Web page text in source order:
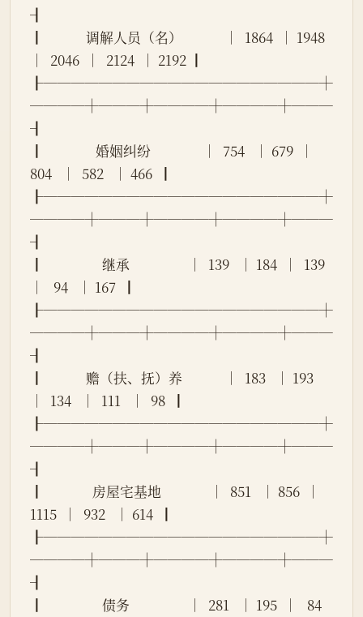
┨
┃             调解人员（名）             │  1864  │ 1948
│  2046  │  2124  │ 2192 ┃
┠────────────────────┼
────┼───┼────┼────┼───
┨
┃                婚姻纠纷                │  754   │ 679  │
804   │  582   │ 466  ┃
┠────────────────────┼
────┼───┼────┼────┼───
┨
┃                  继承                  │  139   │ 184  │  139
│   94   │ 167  ┃
┠────────────────────┼
────┼───┼────┼────┼───
┨
┃             赡（扶、抚）养             │  183   │ 193
│  134   │  111   │  98  ┃
┠────────────────────┼
────┼───┼────┼────┼───
┨
┃               房屋宅基地               │  851   │ 856  │
1115  │  932   │ 614  ┃
┠────────────────────┼
────┼───┼────┼────┼───
┨
┃                  债务                  │  281   │ 195  │   84